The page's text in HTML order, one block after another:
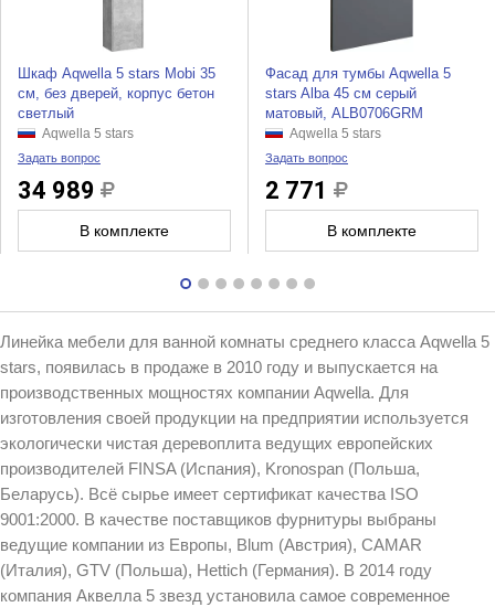
Шкаф Aqwella 5 stars Mobi 35
см, без дверей, корпус бетон
светлый
Aqwella 5 stars
Задать вопрос
34 989
В комплекте
Фасад для тумбы Aqwella 5
stars Alba 45 см серый
матовый, ALB0706GRМ
Aqwella 5 stars
Задать вопрос
2 771
В комплекте
Линейка мебели для ванной комнаты среднего класса Aqwella 5
stars, появилась в продаже в 2010 году и выпускается на
производственных мощностях компании Aqwella. Для
изготовления своей продукции на предприятии используется
экологически чистая деревоплита ведущих европейских
производителей FINSA (Испания), Kronospan (Польша,
Беларусь). Всё сырье имеет сертификат качества ISO
9001:2000. В качестве поставщиков фурнитуры выбраны
ведущие компании из Европы, Blum (Австрия), CAMAR
(Италия), GTV (Польша), Hettich (Германия). В 2014 году
компания Аквелла 5 звезд установила самое современное